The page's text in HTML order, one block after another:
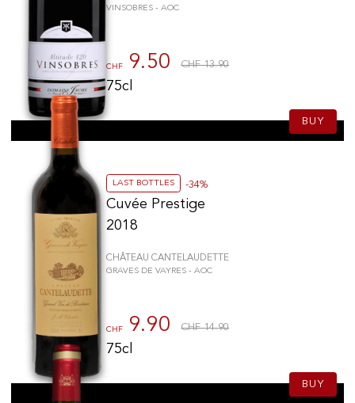
VINSOBRES - AOC
CHF 9.50 CHF 13.90
75cl
BUY
LAST BOTTLES -34%
Cuvée Prestige
2018
CHÂTEAU CANTELAUDETTE
GRAVES DE VAYRES - AOC
CHF 9.90 CHF 14.90
75cl
BUY